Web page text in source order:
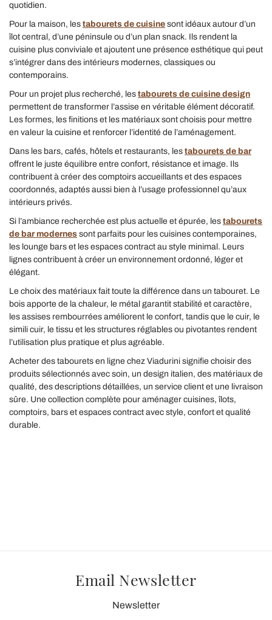
quotidien.
Pour la maison, les tabourets de cuisine sont idéaux autour d’un
îlot central, d’une péninsule ou d’un plan snack. Ils rendent la
cuisine plus conviviale et ajoutent une présence esthétique qui peut
s’intégrer dans des intérieurs modernes, classiques ou
contemporains.
Pour un projet plus recherché, les tabourets de cuisine design
permettent de transformer l’assise en véritable élément décoratif.
Les formes, les finitions et les matériaux sont choisis pour mettre
en valeur la cuisine et renforcer l’identité de l’aménagement.
Dans les bars, cafés, hôtels et restaurants, les tabourets de bar
offrent le juste équilibre entre confort, résistance et image. Ils
contribuent à créer des comptoirs accueillants et des espaces
coordonnés, adaptés aussi bien à l’usage professionnel qu’aux
intérieurs privés.
Si l’ambiance recherchée est plus actuelle et épurée, les tabourets
de bar modernes sont parfaits pour les cuisines contemporaines,
les lounge bars et les espaces contract au style minimal. Leurs
lignes contribuent à créer un environnement ordonné, léger et
élégant.
Le choix des matériaux fait toute la différence dans un tabouret. Le
bois apporte de la chaleur, le métal garantit stabilité et caractère,
les assises rembourrées améliorent le confort, tandis que le cuir, le
simili cuir, le tissu et les structures réglables ou pivotantes rendent
l’utilisation plus pratique et plus agréable.
Acheter des tabourets en ligne chez Viadurini signifie choisir des
produits sélectionnés avec soin, un design italien, des matériaux de
qualité, des descriptions détaillées, un service client et une livraison
sûre. Une collection complète pour aménager cuisines, îlots,
comptoirs, bars et espaces contract avec style, confort et qualité
durable.
Email Newsletter
Newsletter